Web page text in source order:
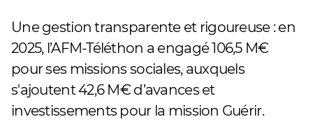
Une gestion transparente et rigoureuse : en
2025, l’AFM-Téléthon a engagé 106,5 M€
pour ses missions sociales, auxquels
s'ajoutent 42,6 M€ d’avances et
investissements pour la mission Guérir.